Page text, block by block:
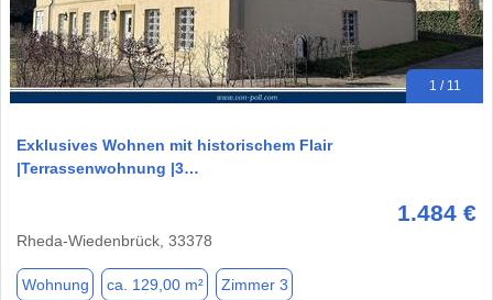
1 / 11
Exklusives Wohnen mit historischem Flair
|Terrassenwohnung |3…
1.484 €
Rheda-Wiedenbrück, 33378
Wohnung ca. 129,00 m² Zimmer 3